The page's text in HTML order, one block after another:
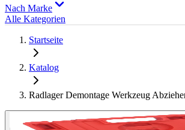
Nach Marke
Alle Kategorien
Startseite
Katalog
Radlager Demontage Werkzeug